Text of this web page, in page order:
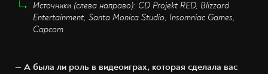
Источники (слева направо): CD Projekt RED, Blizzard
Entertainment, Santa Monica Studio, Insomniac Games,
Capcom
— А была ли роль в видеоиграх, которая сделала вас